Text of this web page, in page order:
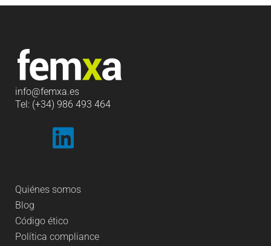
info@femxa.es
Tel: (+34) 986 493 464
Quiénes somos
Blog
Código ético
Política compliance